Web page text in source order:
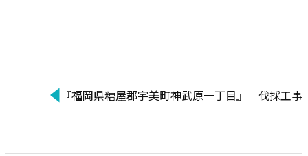
『福岡県糟屋郡宇美町神武原一丁目』 伐採工事